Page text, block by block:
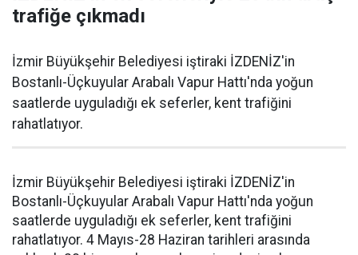
trafiğe çıkmadı
İzmir Büyükşehir Belediyesi iştiraki İZDENİZ'in
Bostanlı-Üçkuyular Arabalı Vapur Hattı'nda yoğun
saatlerde uyguladığı ek seferler, kent trafiğini
rahatlatıyor.
İzmir Büyükşehir Belediyesi iştiraki İZDENİZ'in
Bostanlı-Üçkuyular Arabalı Vapur Hattı'nda yoğun
saatlerde uyguladığı ek seferler, kent trafiğini
rahatlatıyor. 4 Mayıs-28 Haziran tarihleri arasında